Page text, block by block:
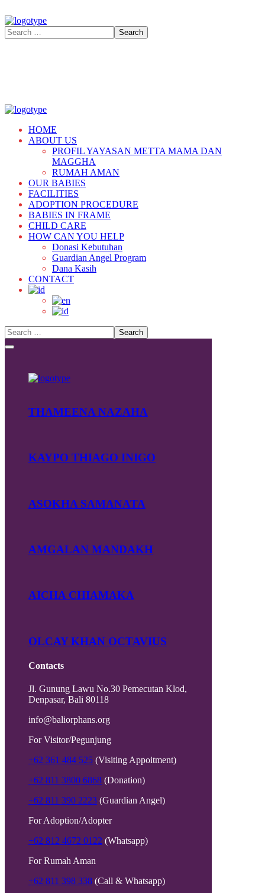
HOME
ABOUT US
PROFIL YAYASAN METTA MAMA DAN
MAGGHA
RUMAH AMAN
OUR BABIES
FACILITIES
ADOPTION PROCEDURE
BABIES IN FRAME
CHILD CARE
HOW CAN YOU HELP
Donasi Kebutuhan
Guardian Angel Program
Dana Kasih
CONTACT
THAMEENA NAZAHA
KAYPO THIAGO INIGO
ASOKHA SAMANATA
AMGALAN MANDAKH
AICHA CHIAMAKA
OLCAY KHAN OCTAVIUS
Contacts
Jl. Gunung Lawu No.30 Pemecutan Klod,
Denpasar, Bali 80118
info@baliorphans.org
For Visitor/Pegunjung
+62 361 484 525 (Visiting Appoitment)
+62 811 3800 6868 (Donation)
+62 811 390 2223 (Guardian Angel)
For Adoption/Adopter
+62 812 4672 0122 (Whatsapp)
For Rumah Aman
+62 811 398 338 (Call & Whatsapp)